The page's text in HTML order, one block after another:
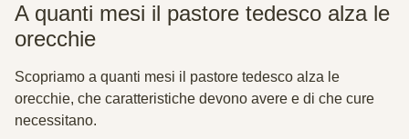
A quanti mesi il pastore tedesco alza le
orecchie
Scopriamo a quanti mesi il pastore tedesco alza le
orecchie, che caratteristiche devono avere e di che cure
necessitano.